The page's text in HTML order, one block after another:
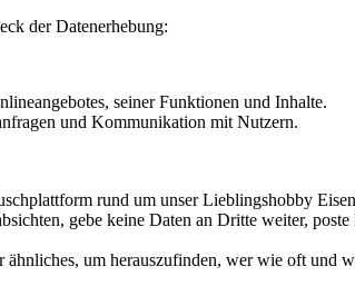
der Datenerhebung:
seiner Funktionen und Inhalte.
und Kommunikation mit Nutzern.
rund um unser Lieblingshobby
gebe keine Daten an Dritte weiter,
um herauszufinden, wer wie oft und